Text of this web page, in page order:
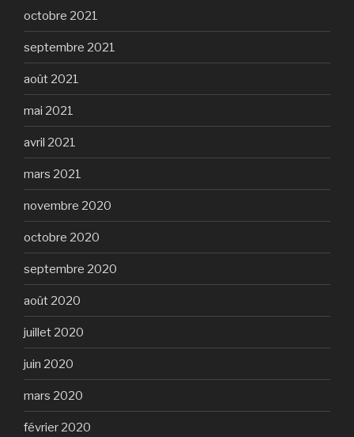
octobre 2021
septembre 2021
août 2021
mai 2021
avril 2021
mars 2021
novembre 2020
octobre 2020
septembre 2020
août 2020
juillet 2020
juin 2020
mars 2020
février 2020